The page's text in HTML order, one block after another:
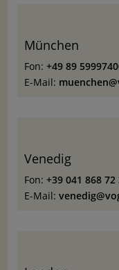
München
Fon: +49 89
E-Mail:
Venedig
Fon: +39 041 868 72
E-Mail: